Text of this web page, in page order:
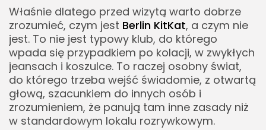
Właśnie dlatego przed wizytą warto dobrze
zrozumieć, czym jest Berlin KitKat, a czym nie
jest. To nie jest typowy klub, do którego
wpada się przypadkiem po kolacji, w zwykłych
jeansach i koszulce. To raczej osobny świat,
do którego trzeba wejść świadomie, z otwartą
głową, szacunkiem do innych osób i
zrozumieniem, że panują tam inne zasady niż
w standardowym lokalu rozrywkowym.
Dla kogo to miejsce będzie dobre
Jak najlepiej podejść do pierwszej wizyty
Dlaczego Berlin KitKat wciąż budzi emocje